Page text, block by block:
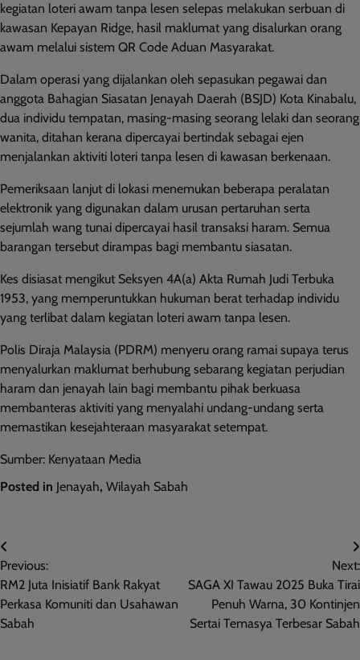
kegiatan loteri awam tanpa lesen selepas melakukan serbuan di
kawasan Kepayan Ridge, hasil maklumat yang disalurkan orang
awam melalui sistem QR Code Aduan Masyarakat.
Dalam operasi yang dijalankan oleh sepasukan pegawai dan
anggota Bahagian Siasatan Jenayah Daerah (BSJD) Kota Kinabalu,
dua individu tempatan, masing-masing seorang lelaki dan seorang
wanita, ditahan kerana dipercayai bertindak sebagai ejen
menjalankan aktiviti loteri tanpa lesen di kawasan berkenaan.
Pemeriksaan lanjut di lokasi menemukan beberapa peralatan
elektronik yang digunakan dalam urusan pertaruhan serta
sejumlah wang tunai dipercayai hasil transaksi haram. Semua
barangan tersebut dirampas bagi membantu siasatan.
Kes disiasat mengikut Seksyen 4A(a) Akta Rumah Judi Terbuka
1953, yang memperuntukkan hukuman berat terhadap individu
yang terlibat dalam kegiatan loteri awam tanpa lesen.
Polis Diraja Malaysia (PDRM) menyeru orang ramai supaya terus
menyalurkan maklumat berhubung sebarang kegiatan perjudian
haram dan jenayah lain bagi membantu pihak berkuasa
membanteras aktiviti yang menyalahi undang-undang serta
memastikan kesejahteraan masyarakat setempat.
Sumber: Kenyataan Media
Posted in Jenayah, Wilayah Sabah
Post
navigation
Previous:
RM2 Juta Inisiatif Bank Rakyat
Perkasa Komuniti dan Usahawan
Sabah
Next:
SAGA XI Tawau 2025 Buka Tirai
Penuh Warna, 30 Kontinjen
Sertai Temasya Terbesar Sabah